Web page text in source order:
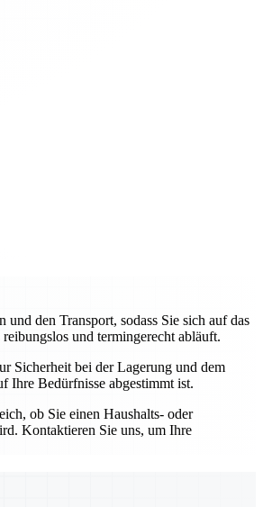
den Transport, sodass Sie sich auf das
und termingerecht abläuft.
Sicherheit bei der Lagerung und dem
Ihre Bedürfnisse abgestimmt ist.
ob Sie einen Haushalts- oder
Kontaktieren Sie uns, um Ihre